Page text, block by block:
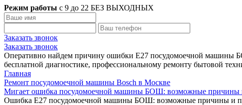
Режим работы с 9 до 22 БЕЗ ВЫХОДНЫХ
Заказать звонок
Заказать звонок
Оперативно найдем причину ошибки Е27 посудомоечной машины
бесплатной диагностике, профессиональному ремонту бытовой
Главная
Ремонт посудомоечной машины Bosch в Москве
Мигает ошибка посудомоечной машины БОШ: возможные причины
Ошибка Е27 посудомоечной машины БОШ: возможные причины и